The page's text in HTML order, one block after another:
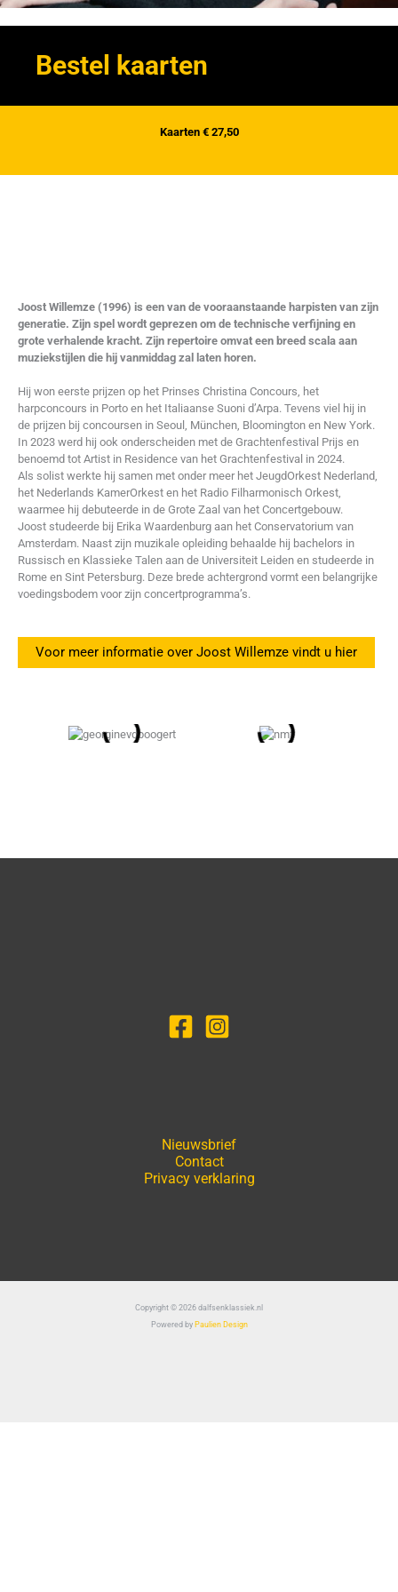
“Harp Next Level”
Bestel kaarten
Kaarten € 27,50
Joost Willemze (1996) is een van de vooraanstaande harpisten van zijn
generatie. Zijn spel wordt geprezen om de technische verfijning en
grote verhalende kracht. Zijn repertoire omvat een breed scala aan
muziekstijlen die hij vanmiddag zal laten horen.
Hij won eerste prijzen op het Prinses Christina Concours, het
harpconcours in Porto en het Italiaanse Suoni d’Arpa. Tevens viel hij in
de prijzen bij concoursen in Seoul, München, Bloomington en New York.
In 2023 werd hij ook onderscheiden met de Grachtenfestival Prijs en
benoemd tot Artist in Residence van het Grachtenfestival in 2024.
Als solist werkte hij samen met onder meer het JeugdOrkest Nederland,
het Nederlands KamerOrkest en het Radio Filharmonisch Orkest,
waarmee hij debuteerde in de Grote Zaal van het Concertgebouw.
Joost studeerde bij Erika Waardenburg aan het Conservatorium van
Amsterdam. Naast zijn muzikale opleiding behaalde hij bachelors in
Russisch en Klassieke Talen aan de Universiteit Leiden en studeerde in
Rome en Sint Petersburg. Deze brede achtergrond vormt een belangrijke
voedingsbodem voor zijn concertprogramma’s.
Voor meer informatie over Joost Willemze vindt u hier
Nieuwsbrief
Contact
Privacy verklaring
Copyright © 2026 dalfsenklassiek.nl
Powered by Paulien Design